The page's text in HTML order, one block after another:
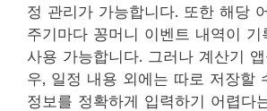
정 관리가 가능합니다. 또한 해당
주기마다 꽁머니 이벤트 내역이 기
사용 가능합니다. 그러나 계산기
우, 일정 내용 외에는 따로 저장할
정보를 정확하게 입력하기 어렵다